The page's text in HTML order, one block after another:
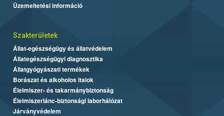
Üzemeltetési információ
Szakterületek
Állat-egészségügy és állatvédelem
Állategészségügyi diagnosztika
Állatgyógyászati termékek
Borászat és alkoholos italok
Élelmiszer- és takarmánybiztonság
Élelmiszerlánc-biztonsági laborhálózat
Járványvédelem